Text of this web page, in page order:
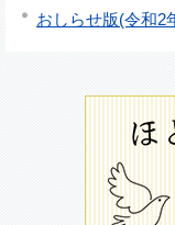
おしらせ版(令和2